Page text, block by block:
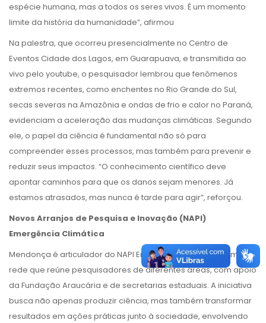
espécie humana, mas a todos os seres vivos. É um momento
limite da história da humanidade”, afirmou
Na palestra, que ocorreu presencialmente no Centro de
Eventos Cidade dos Lagos, em Guarapuava, e transmitida ao
vivo pelo youtube, o pesquisador lembrou que fenômenos
extremos recentes, como enchentes no Rio Grande do Sul,
secas severas na Amazônia e ondas de frio e calor no Paraná,
evidenciam a aceleração das mudanças climáticas. Segundo
ele, o papel da ciência é fundamental não só para
compreender esses processos, mas também para prevenir e
reduzir seus impactos. “O conhecimento científico deve
apontar caminhos para que os danos sejam menores. Já
estamos atrasados, mas nunca é tarde para agir”, reforçou.
Novos Arranjos de Pesquisa e Inovação (NAPI)
Emergência Climática
Mendonça é articulador do NAPI Emergência Climática, uma
rede que reúne pesquisadores de diferentes áreas, com apoio
da Fundação Araucária e de secretarias estaduais. A iniciativa
busca não apenas produzir ciência, mas também transformar
resultados em ações práticas junto à sociedade, envolvendo